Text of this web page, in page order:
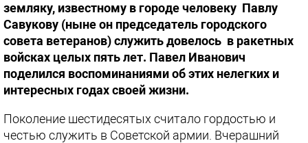
земляку, известному в городе человеку Павлу
Савукову (ныне он председатель городского
совета ветеранов) служить довелось в ракетных
войсках целых пять лет. Павел Иванович
поделился воспоминаниями об этих нелегких и
интересных годах своей жизни.
Поколение шестидесятых считало гордостью и
честью служить в Советской армии. Вчерашний